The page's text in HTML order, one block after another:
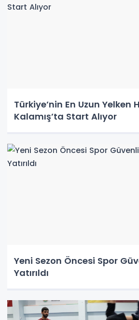
Türkiye’nin En Uzun Yelken
Kalamış’ta Start Alıyor
Yeni Sezon Öncesi Spor
Yatırıldı